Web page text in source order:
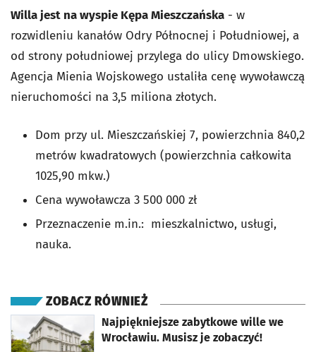
Willa jest na wyspie Kępa Mieszczańska - w
rozwidleniu kanałów Odry Północnej i Południowej, a
od strony południowej przylega do ulicy Dmowskiego.
Agencja Mienia Wojskowego ustaliła cenę wywoławczą
nieruchomości na 3,5 miliona złotych.
Dom przy ul. Mieszczańskiej 7, powierzchnia 840,2
metrów kwadratowych (powierzchnia całkowita
1025,90 mkw.)
Cena wywoławcza 3 500 000 zł
Przeznaczenie m.in.: mieszkalnictwo, usługi,
nauka.
ZOBACZ RÓWNIEŻ
Najpiękniejsze zabytkowe wille we
Wrocławiu. Musisz je zobaczyć!
otworzy się w nowej karcie